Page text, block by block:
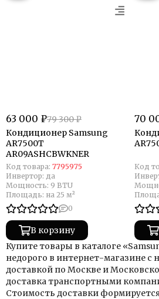
63 000 ₽79 300 ₽
Кондиционер Samsung
AR7500T
AR09ASHCBWKNER
Код товара: 7795975
Инвертор: да
Мощность: 9 BTU
Площадь: на 25 м²
0
В корзину
70
Код
Купите товары в каталоге
недорого в интернет-магазине с
доставкой по Москве и
доставка транспортными
Стоимость доставки